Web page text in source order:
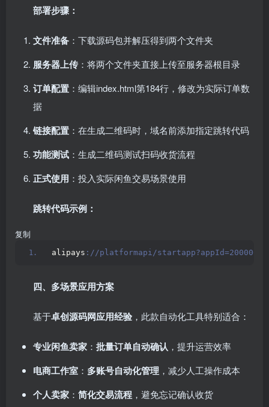
部署步骤：
文件准备 ：下载源码包并解压得到两个文件夹
服务器上传：将两个文件夹直接上传至服务器根目录
订单配置 ：编辑index.html第184行，修改为实际订单数
据
链接配置 ：在生成二维码时，域名前添加指定跳转代码
功能测试 ：生成二维码测试扫码收货流程
正式使用 ：投入实际闲鱼交易场景使用
跳转代码示例：
复制
alipays ://platformapi/
四、多场景应用方案
基于卓创源码网应用经验，此款自动化工具特别适合：
专业闲鱼卖家 ： 批量订单自动确认 ，提升运营效率
电商工作室 ： 多账号自动化管理 ，减少人工操作成本
个人卖家 ： 简化交易流程 ，避免忘记确认收货